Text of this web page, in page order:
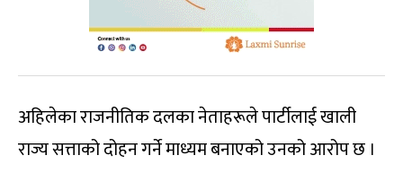
अहिलेका राजनीतिक दलका नेताहरूले पार्टीलाई खाली
राज्य सत्ताको दोहन गर्ने माध्यम बनाएको उनको आरोप छ ।